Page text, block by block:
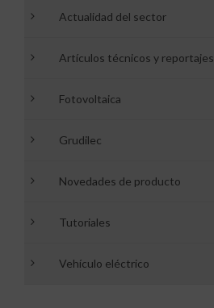
Actualidad del sector
Artículos técnicos y reportajes
Fotovoltaica
Grudilec
Novedades de producto
Tutoriales
Vehículo eléctrico